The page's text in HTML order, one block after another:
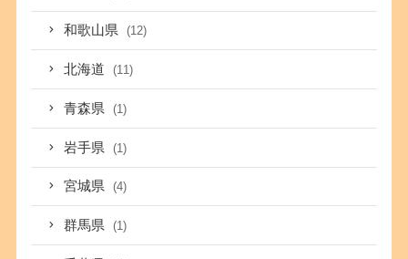
和歌山県 (12)
北海道 (11)
青森県 (1)
岩手県 (1)
宮城県 (4)
群馬県 (1)